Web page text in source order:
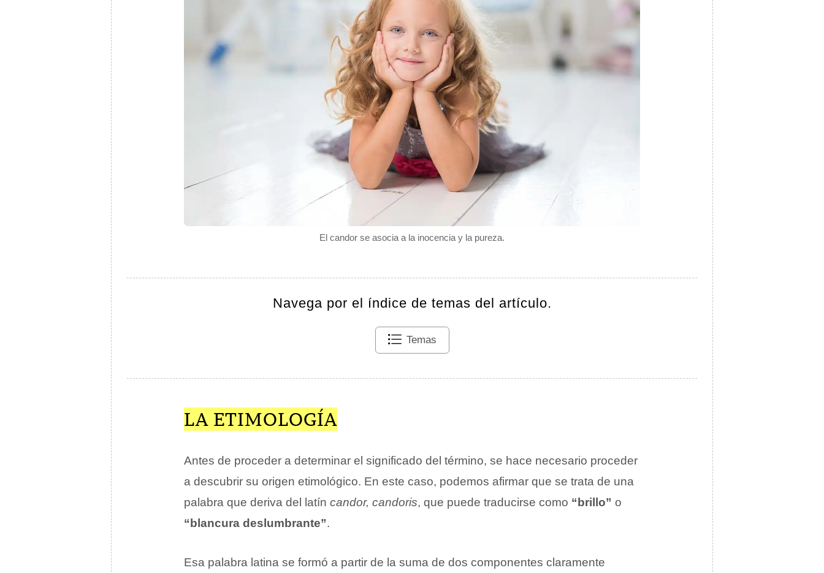
El candor se asocia a la inocencia y la pureza.
Navega por el índice de temas del artículo.
Temas
LA ETIMOLOGÍA
Antes de proceder a determinar el significado del término, se hace necesario proceder
a descubrir su origen etimológico. En este caso, podemos afirmar que se trata de una
palabra que deriva del latín candor, candoris, que puede traducirse como “brillo” o
“blancura deslumbrante”.
Esa palabra latina se formó a partir de la suma de dos componentes claramente